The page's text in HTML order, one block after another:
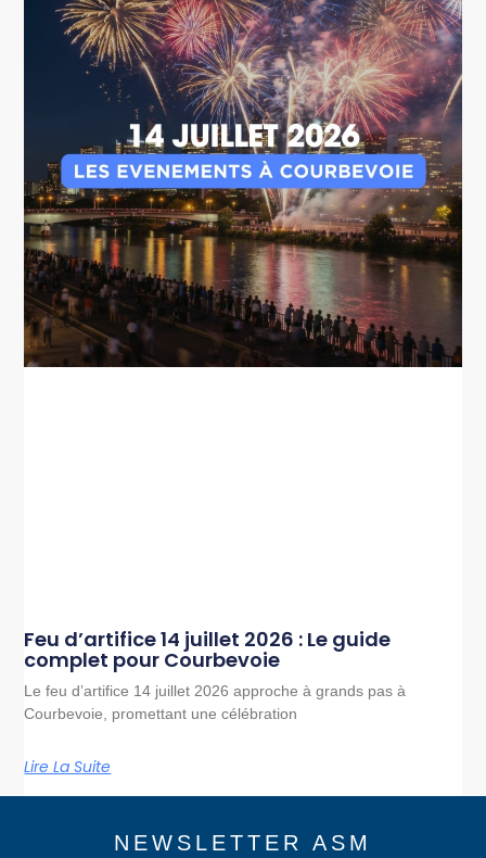
Feu d’artifice 14 juillet 2026 : Le guide
complet pour Courbevoie
Le feu d’artifice 14 juillet 2026 approche à grands pas à
Courbevoie, promettant une célébration
Lire La Suite
NEWSLETTER ASM